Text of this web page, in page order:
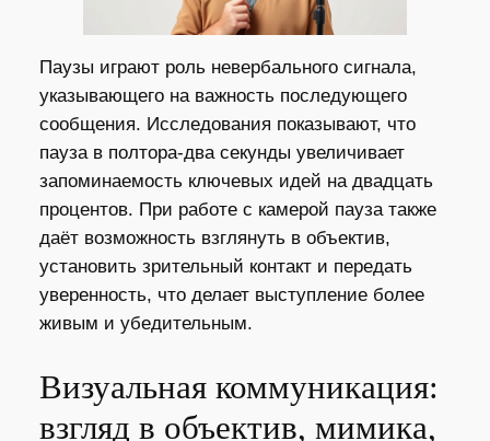
Паузы играют роль невербального сигнала,
указывающего на важность последующего
сообщения. Исследования показывают, что
пауза в полтора‑два секунды увеличивает
запоминаемость ключевых идей на двадцать
процентов. При работе с камерой пауза также
даёт возможность взглянуть в объектив,
установить зрительный контакт и передать
уверенность, что делает выступление более
живым и убедительным.
Визуальная коммуникация:
взгляд в объектив, мимика,